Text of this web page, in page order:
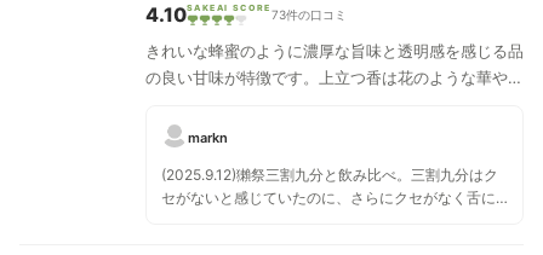
4.10SAKEAI SCORE 73件の口コミ
きれいな蜂蜜のように濃厚な旨味と透明感を感じる品
の良い甘味が特徴です。上立つ香は花のような華やか
す。口当たりは柔らかで繊細さを感じ、すっきりとし
れていきながらも余韻はふんわりと長く続き、料理の
旨味を引き立てます。
markn
(2025.9.12)獺祭三割九分と飲み比べ。三割九分はク
セがないと感じていたのに、さらにクセがなく舌に